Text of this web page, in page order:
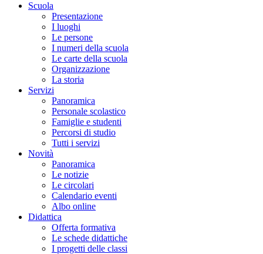
Scuola
Presentazione
I luoghi
Le persone
I numeri della scuola
Le carte della scuola
Organizzazione
La storia
Servizi
Panoramica
Personale scolastico
Famiglie e studenti
Percorsi di studio
Tutti i servizi
Novità
Panoramica
Le notizie
Le circolari
Calendario eventi
Albo online
Didattica
Offerta formativa
Le schede didattiche
I progetti delle classi